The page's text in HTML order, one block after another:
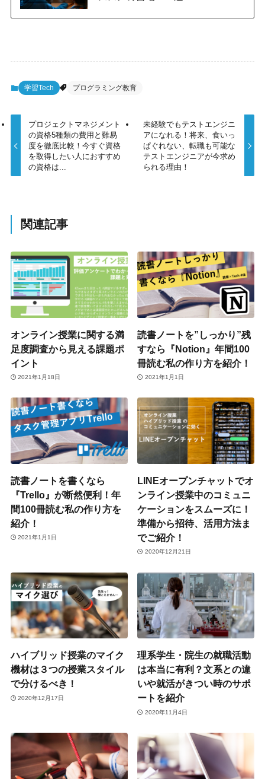
学習Tech プログラミング教育
プロジェクトマネジメント
の資格5種類の費用と難易
度を徹底比較！今すぐ資格
を取得したい人におすすめ
の資格は...
未経験でもテストエンジニ
アになれる！将来、食いっ
ぱぐれない、転職も可能な
テストエンジニアが今求め
られる理由！
関連記事
オンライン授業に関する満
足度調査から見える課題ポ
イント
2021年1月18日
読書ノートを”しっかり”残
すなら『Notion』年間100
冊読む私の作り方を紹介！
2021年1月1日
読書ノートを書くなら
『Trello』が断然便利！年
間100冊読む私の作り方を
紹介！
2021年1月1日
LINEオープンチャットでオ
ンライン授業中のコミュニ
ケーションをスムーズに！
準備から招待、活用方法ま
でご紹介！
2020年12月21日
ハイブリッド授業のマイク
機材は３つの授業スタイル
で分けるべき！
2020年12月17日
理系学生・院生の就職活動
は本当に有利？文系との違
いや就活がきつい時のサポ
ートを紹介
2020年11月4日